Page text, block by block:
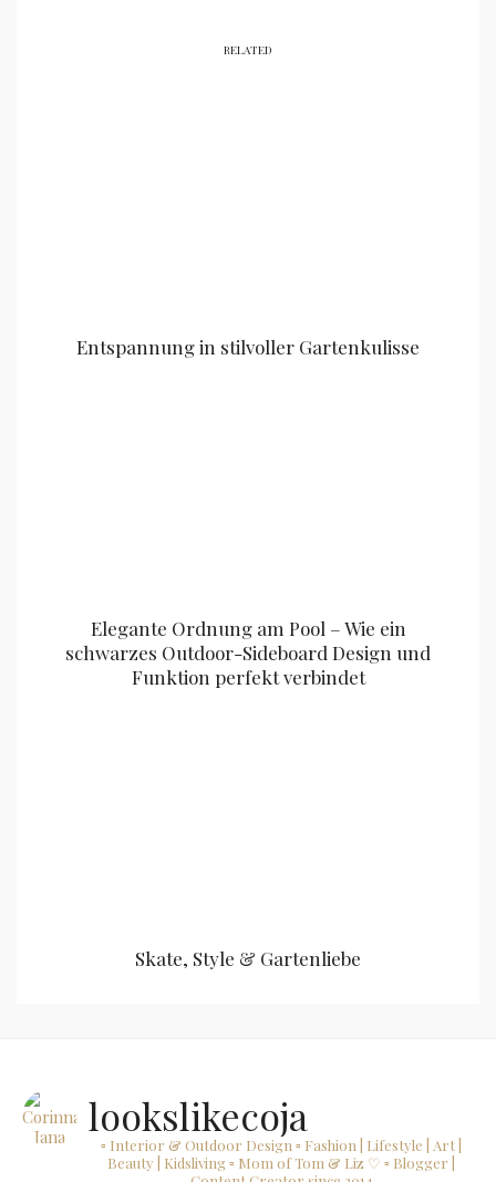
RELATED
Entspannung in stilvoller Gartenkulisse
Elegante Ordnung am Pool – Wie ein
schwarzes Outdoor-Sideboard Design und
Funktion perfekt verbindet
Skate, Style & Gartenliebe
lookslikecoja
▫ Interior & Outdoor Design ▫ Fashion | Lifestyle | Art |
Beauty | Kidsliving▫ Mom of Tom & Liz ♡ ▫ Blogger |